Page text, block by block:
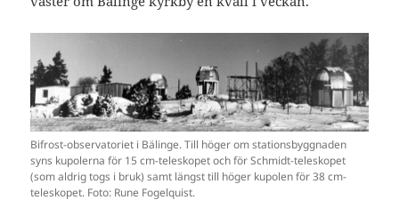
Bifrost-observatoriet i Bälinge. Till höger om stationsbyggnaden
syns kupolerna för 15 cm-teleskopet och för Schmidt-teleskopet
(som aldrig togs i bruk) samt längst till höger kupolen för 38 cm-
teleskopet. Foto: Rune Fogelquist.